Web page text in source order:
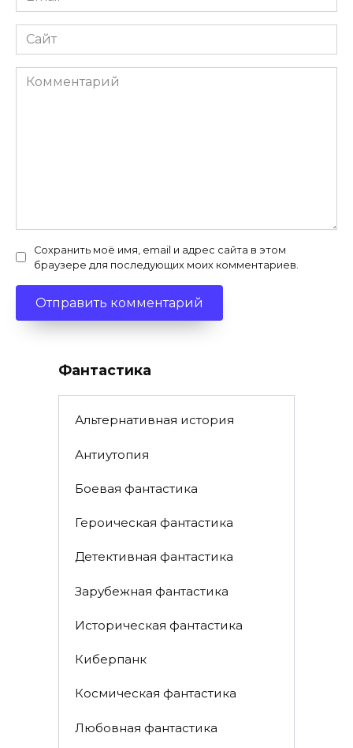
*
Сайт
Комментарий
Сохранить моё имя, email и адрес сайта в этом
браузере для последующих моих комментариев.
Фантастика
Альтернативная история
Антиутопия
Боевая фантастика
Героическая фантастика
Детективная фантастика
Зарубежная фантастика
Историческая фантастика
Киберпанк
Космическая фантастика
Любовная фантастика